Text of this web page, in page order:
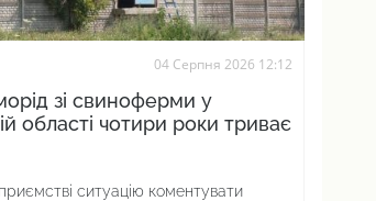
04 Серпня 2026 12:12
зі свиноферми у
області чотири роки триває
ситуацію коментувати